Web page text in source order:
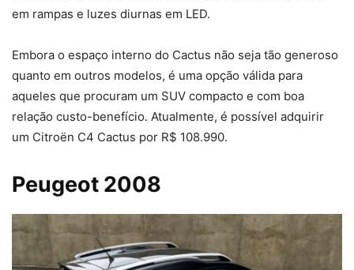
em rampas e luzes diurnas em LED.
Embora o espaço interno do Cactus não seja tão generoso
quanto em outros modelos, é uma opção válida para
aqueles que procuram um SUV compacto e com boa
relação custo-benefício. Atualmente, é possível adquirir
um Citroën C4 Cactus por R$ 108.990.
Peugeot 2008